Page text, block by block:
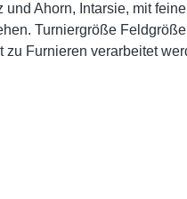
Ahorn, Intarsie, mit
: 15 mm